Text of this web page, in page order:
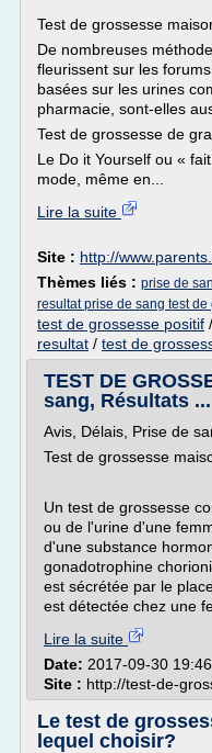
Test de grossesse
De nombreuses
fleurissent sur les
basées sur les urines
pharmacie, sont-elles
Test de grossesse de
Le Do it Yourself ou «
mode, même en...
Lire la suite
Site : http://
Thèmes liés : prise de
resultat prise de sang test de
test de grossesse positif /
resultat / test de
TEST DE
sang, Résultats ...
Avis, Délais, Prise de
Test de grossesse
Un test de grossesse
ou de l'urine d'une
d'une substance
gonadotrophine
est sécrétée par le
est détectée chez une
Lire la suite
Date: 2017-09-30
Site : http://test-de-
Le test de
lequel choisir?